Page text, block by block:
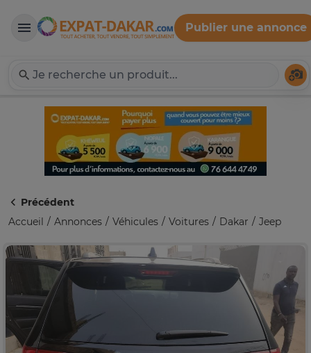
Expat-Dakar
Publier une annonce
Précédent
Accueil
Annonces Véhicules Voitures Dakar Jeep